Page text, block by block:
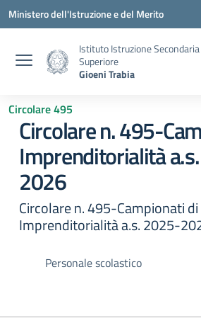
Vai ai contenuti
Vai al menu di navigazione
Vai al footer
Ministero dell'Istruzione e del Merito
Istituto Istruzione Secondaria
Superiore
Gioeni Trabia
Circolare 495
Circolare n. 495-
Imprenditorialità
2026
Circolare n. 495-Campionati di
Imprenditorialità a.s. 2025-
Personale scolastico